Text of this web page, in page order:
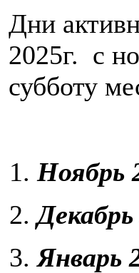
Дни
2025г. с
субботу
Ноябрь
Январь